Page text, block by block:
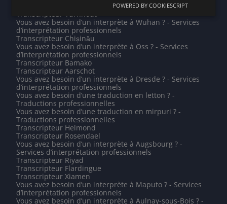
d’interprétation professionnels
Transcripteur Turnhout
Vous avez besoin d’un interprète à Wuhan ? - Services
d’interprétation professionnels
Transcripteur Chișinău
Vous avez besoin d’un interprète à Oss ? - Services
d’interprétation professionnels
Transcripteur Bamako
Transcripteur Aarschot
Vous avez besoin d’un interprète à Dresde ? - Services
d’interprétation professionnels
Vous avez besoin d’une traduction en letton ? -
Traductions professionnelles
Vous avez besoin d’une traduction en mirpuri ? -
Traductions professionnelles
Transcripteur Helmond
Transcripteur Rosendael
Vous avez besoin d’un interprète à Augsbourg ? -
Services d’interprétation professionnels
Transcripteur Riyad
Transcripteur Flardingue
Transcripteur Xiamen
Vous avez besoin d’un interprète à Maputo ? - Services
d’interprétation professionnels
Vous avez besoin d’un interprète à Aulnay-sous-Bois ? -
POWERED BY COOKIESCRIPT